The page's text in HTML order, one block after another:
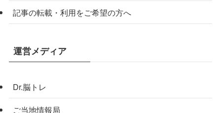
記事の転載・利用をご希望の方へ
運営メディア
Dr.脳トレ
ご当地情報局